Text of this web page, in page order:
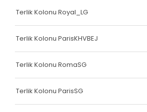
Terlik Kolonu Royal_LG
Terlik Kolonu ParisKHVBEJ
Terlik Kolonu RomaSG
Terlik Kolonu ParisSG